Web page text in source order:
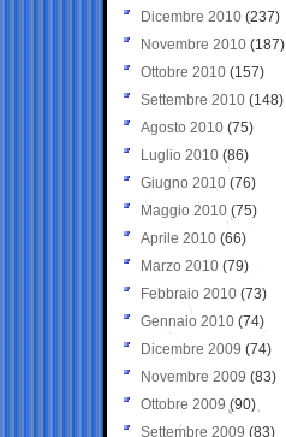
Dicembre 2010 (237)
Novembre 2010 (187)
Ottobre 2010 (157)
Settembre 2010 (148)
Agosto 2010 (75)
Luglio 2010 (86)
Giugno 2010 (76)
Maggio 2010 (75)
Aprile 2010 (66)
Marzo 2010 (79)
Febbraio 2010 (73)
Gennaio 2010 (74)
Dicembre 2009 (74)
Novembre 2009 (83)
Ottobre 2009 (90)
Settembre 2009 (83)